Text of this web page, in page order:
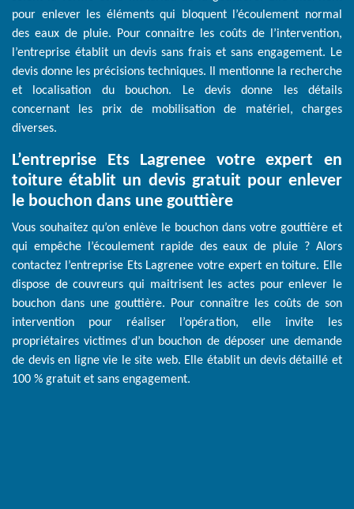
pour enlever les éléments qui bloquent l’écoulement normal
des eaux de pluie. Pour connaitre les coûts de l’intervention,
l’entreprise établit un devis sans frais et sans engagement. Le
devis donne les précisions techniques. Il mentionne la recherche
et localisation du bouchon. Le devis donne les détails
concernant les prix de mobilisation de matériel, charges
diverses.
L’entreprise Ets Lagrenee votre expert en
toiture établit un devis gratuit pour enlever
le bouchon dans une gouttière
Vous souhaitez qu’on enlève le bouchon dans votre gouttière et
qui empêche l’écoulement rapide des eaux de pluie ? Alors
contactez l’entreprise Ets Lagrenee votre expert en toiture. Elle
dispose de couvreurs qui maitrisent les actes pour enlever le
bouchon dans une gouttière. Pour connaître les coûts de son
intervention pour réaliser l’opération, elle invite les
propriétaires victimes d’un bouchon de déposer une demande
de devis en ligne vie le site web. Elle établit un devis détaillé et
100 % gratuit et sans engagement.